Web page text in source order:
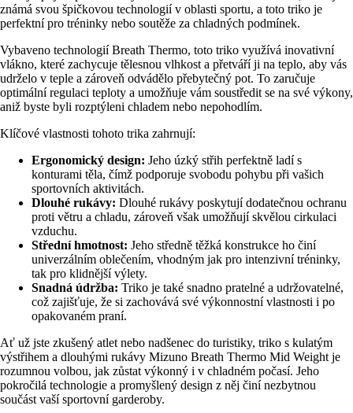
známá svou špičkovou technologií v oblasti sportu, a toto triko je
perfektní pro tréninky nebo soutěže za chladných podmínek.
Vybaveno technologií Breath Thermo, toto triko využívá inovativní
vlákno, které zachycuje tělesnou vlhkost a přetváří ji na teplo, aby vás
udrželo v teple a zároveň odvádělo přebytečný pot. To zaručuje
optimální regulaci teploty a umožňuje vám soustředit se na své výkony,
aniž byste byli rozptýleni chladem nebo nepohodlím.
Klíčové vlastnosti tohoto trika zahrnují:
Ergonomický design: Jeho úzký střih perfektně ladí s
konturami těla, čímž podporuje svobodu pohybu při vašich
sportovních aktivitách.
Dlouhé rukávy: Dlouhé rukávy poskytují dodatečnou ochranu
proti větru a chladu, zároveň však umožňují skvělou cirkulaci
vzduchu.
Střední hmotnost: Jeho středně těžká konstrukce ho činí
univerzálním oblečením, vhodným jak pro intenzivní tréninky,
tak pro klidnější výlety.
Snadná údržba: Triko je také snadno pratelné a udržovatelné,
což zajišťuje, že si zachovává své výkonnostní vlastnosti i po
opakovaném praní.
Ať už jste zkušený atlet nebo nadšenec do turistiky, triko s kulatým
výstřihem a dlouhými rukávy Mizuno Breath Thermo Mid Weight je
rozumnou volbou, jak zůstat výkonný i v chladném počasí. Jeho
pokročilá technologie a promyšlený design z něj činí nezbytnou
součást vaší sportovní garderoby.